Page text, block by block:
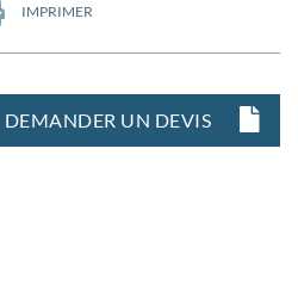
IMPRIMER
DEMANDER UN DEVIS